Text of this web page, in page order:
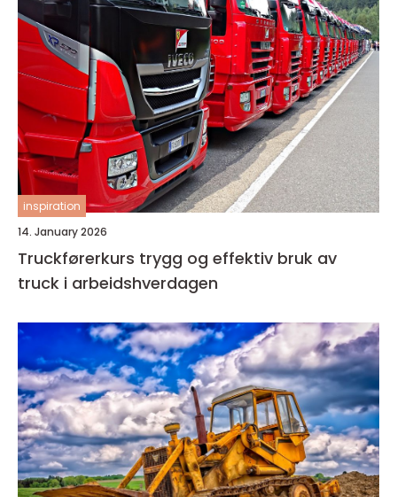
inspiration
14. January 2026
Truckførerkurs trygg og effektiv bruk av
truck i arbeidshverdagen